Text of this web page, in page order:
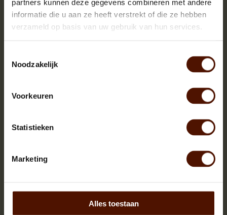
partners kunnen deze gegevens combineren met andere
informatie die u aan ze heeft verstrekt of die ze hebben
verzameld op basis van uw gebruik van hun services.
Noodzakelijk
Voorkeuren
Statistieken
Marketing
Alles toestaan
Halve pallets | ca.500 blokken |
ca.120x80x120cm. | bloklengte ca.25 cm.